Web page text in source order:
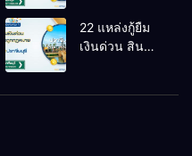
กฎหมาย นา
ยายอาม
22 แหล่งกู้ยืม
เงินด่วน สิน